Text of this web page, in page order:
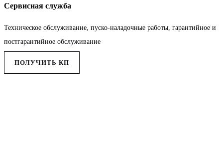
Сервисная служба
Техническое обслуживание, пуско-наладочные работы, гарантийное и
постгарантийное обслуживание
ПОЛУЧИТЬ КП